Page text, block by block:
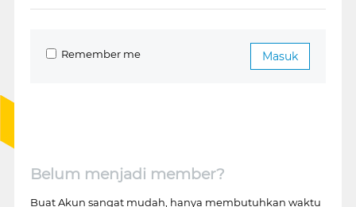
Masuk
Remember me
Belum menjadi member?
Buat Akun sangat mudah, hanya membutuhkan waktu